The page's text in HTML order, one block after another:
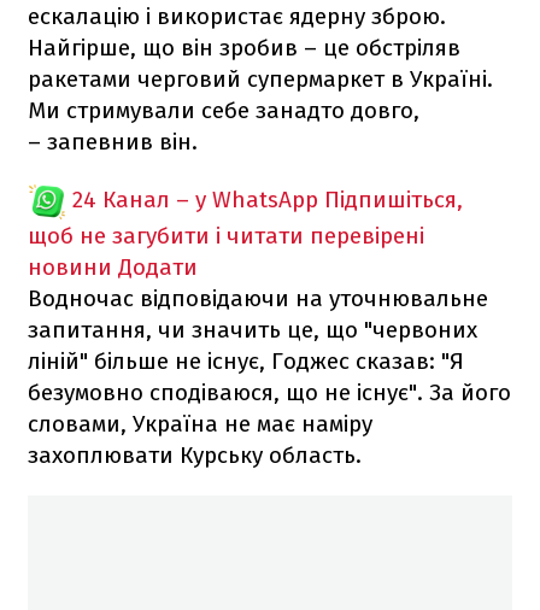
ескалацію і використає ядерну зброю.
Найгірше, що він зробив – це обстріляв
ракетами черговий супермаркет в Україні.
Ми стримували себе занадто довго,
– запевнив він.
24 Канал – у WhatsApp Підпишіться,
щоб не загубити і читати перевірені
новини Додати
Водночас відповідаючи на уточнювальне
запитання, чи значить це, що "червоних
ліній" більше не існує, Годжес сказав: "Я
безумовно сподіваюся, що не існує". За його
словами, Україна не має наміру
захоплювати Курську область.